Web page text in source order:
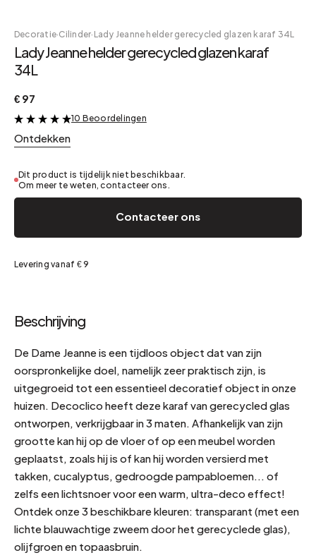
Decoratie·Cilinder· Lady Jeanne helder gerecycled glazen karaf 34L
Lady Jeanne helder gerecycled glazen karaf
34L
€ 97
&
10 Beoordelingen
Ontdekken
Dit product is tijdelijk niet beschikbaar.
Om meer te weten, contacteer ons.
Contacteer ons
Levering vanaf € 9
Beschrijving
De Dame Jeanne is een tijdloos object dat van zijn
oorspronkelijke doel, namelijk zeer praktisch zijn, is
uitgegroeid tot een essentieel decoratief object in onze
huizen. Decoclico heeft deze karaf van gerecycled glas
ontworpen, verkrijgbaar in 3 maten. Afhankelijk van zijn
grootte kan hij op de vloer of op een meubel worden
geplaatst, zoals hij is of kan hij worden versierd met
takken, cucalyptus, gedroogde pampabloemen... of
zelfs een lichtsnoer voor een warm, ultra-deco effect!
Ontdek onze 3 beschikbare kleuren: transparant (met een
lichte blauwachtige zweem door het gerecyclede glas),
olijfgroen en topaasbruin.